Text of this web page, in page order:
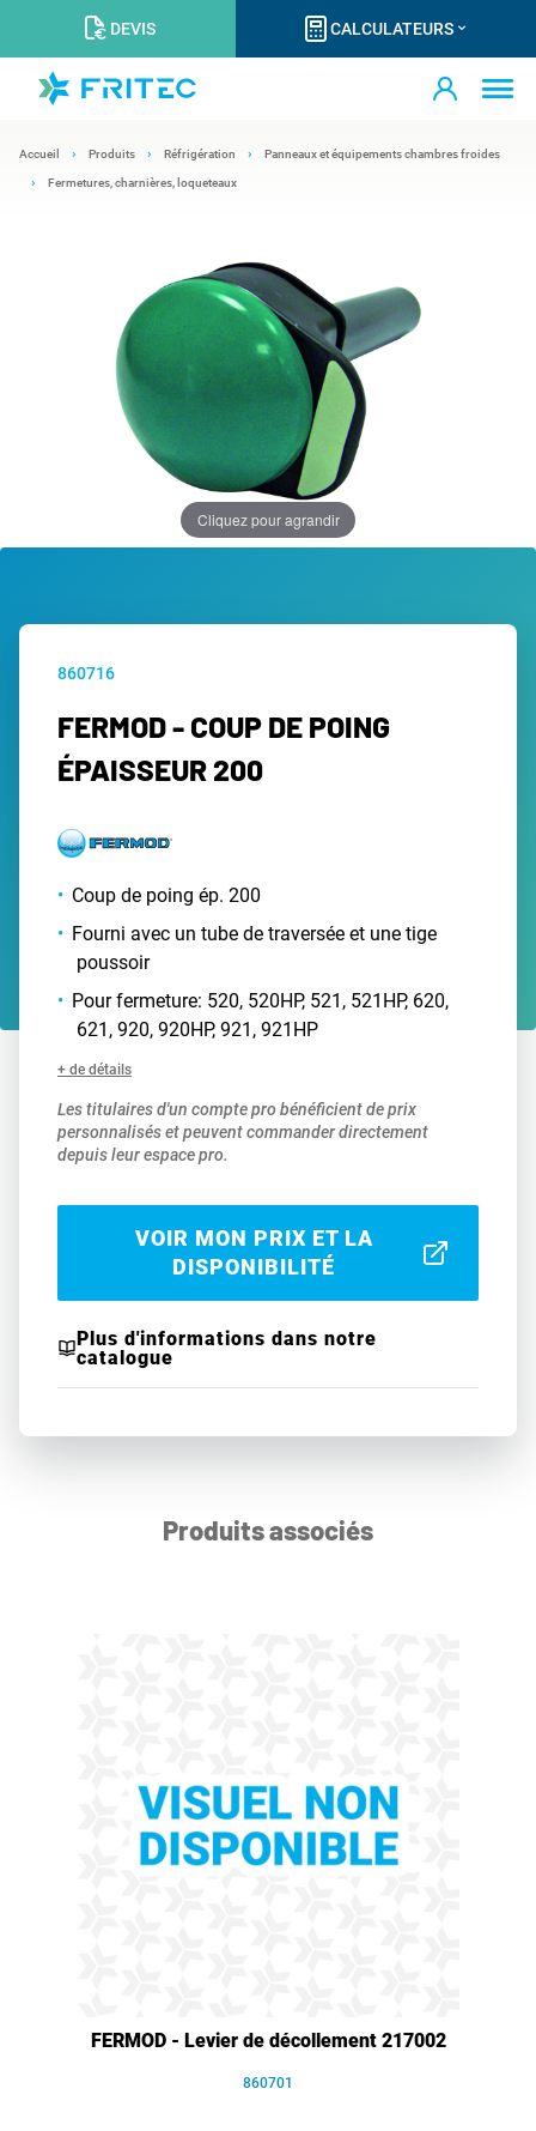
DEVIS CALCULATEURS
Accueil Produits Réfrigération Panneaux et équipements chambres froides
Fermetures, charnières, loqueteaux
Cliquez pour agrandir
860716
FERMOD - COUP DE POING
ÉPAISSEUR 200
Coup de poing ép. 200
Fourni avec un tube de traversée et une tige
poussoir
Pour fermeture: 520, 520HP, 521, 521HP, 620,
621, 920, 920HP, 921, 921HP
+ de détails
Les titulaires d'un compte pro bénéficient de prix
personnalisés et peuvent commander directement
depuis leur espace pro.
VOIR MON PRIX ET LA
DISPONIBILITÉ
Plus d'informations dans notre
catalogue
Produits associés
FERMOD - Levier de décollement 217002
860701